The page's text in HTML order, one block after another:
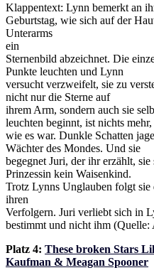
Klappentext: Lynn bemerkt an
Geburtstag, wie sich auf der
Unterarms
ein
Sternenbild abzeichnet. Die
Punkte leuchten und Lynn
versucht verzweifelt, sie zu
nicht nur die Sterne auf
ihrem Arm, sondern auch sie
leuchten beginnt, ist nichts mehr,
wie es war. Dunkle Schatten
Wächter des Mondes. Und sie
begegnet Juri, der ihr erzählt, sie
Prinzessin kein Waisenkind.
Trotz Lynns Unglauben folgt
ihren
Verfolgern. Juri verliebt sich in
bestimmt und nicht ihm (Quelle:
Platz 4: These broken Stars
Kaufman & Meagan Spooner